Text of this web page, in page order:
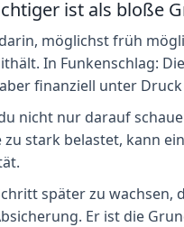
ist als bloße
möglichst früh
In Funkenschlag:
finanziell unter
nicht nur darauf
zu stark belastet, kann
später zu
Er ist die